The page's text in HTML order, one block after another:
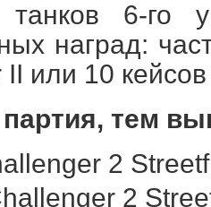
танков 6-
наград:
или 10
тем
2
2